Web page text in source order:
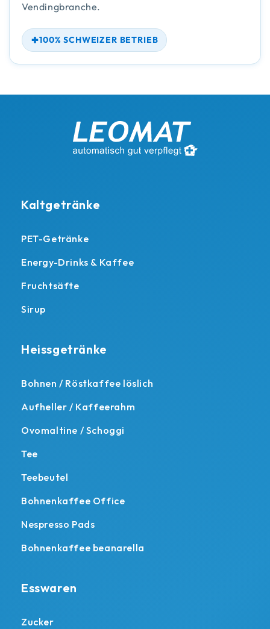
Vendingbranche.
100% SCHWEIZER BETRIEB
Kaltgetränke
PET-Getränke
Energy-Drinks & Kaffee
Fruchtsäfte
Sirup
Heissgetränke
Bohnen / Röstkaffee löslich
Aufheller / Kaffeerahm
Ovomaltine / Schoggi
Tee
Teebeutel
Bohnenkaffee Office
Nespresso Pads
Bohnenkaffee beanarella
Esswaren
Zucker